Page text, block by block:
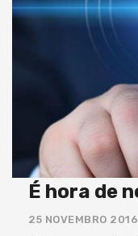
É hora de
25 NOVEMBRO 2016